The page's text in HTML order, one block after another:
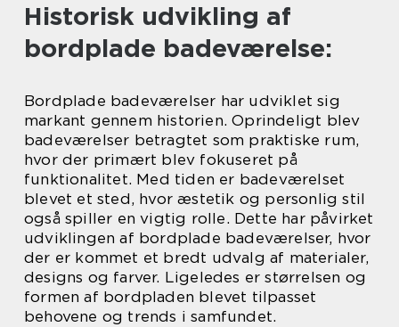
Historisk udvikling af
bordplade badeværelse:
Bordplade badeværelser har udviklet sig
markant gennem historien. Oprindeligt blev
badeværelser betragtet som praktiske rum,
hvor der primært blev fokuseret på
funktionalitet. Med tiden er badeværelset
blevet et sted, hvor æstetik og personlig stil
også spiller en vigtig rolle. Dette har påvirket
udviklingen af bordplade badeværelser, hvor
der er kommet et bredt udvalg af materialer,
designs og farver. Ligeledes er størrelsen og
formen af bordpladen blevet tilpasset
behovene og trends i samfundet.